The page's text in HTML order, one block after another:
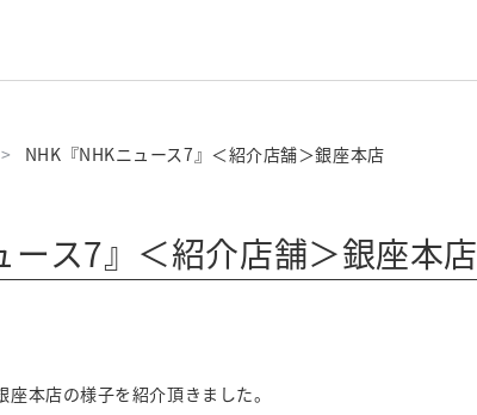
NHK『NHKニュース7』＜紹介店舗＞銀座本店
ース7』＜紹介店舗＞銀座本店
本店の様子を紹介頂きました。